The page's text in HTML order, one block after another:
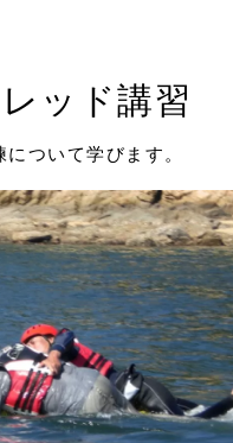
ッド講習
ついて学びます。